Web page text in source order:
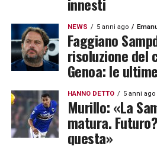
NEWS 5 anni ago
Faggiano
risoluzione del
Genoa: le ultime
HANNO DETTO 5 anni ago
Murillo: «La
matura.
questa»